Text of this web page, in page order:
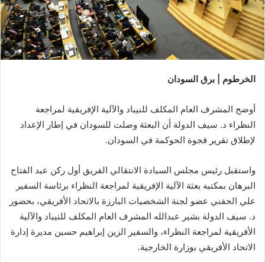
الخرطوم | برق السودان
أوضح المشرف العام المكلف للنيباد والآلية الإفريقية لمراجعة
النظراء د. سيف الدولة أن البعثة وصلت للسودان في إطار الإعداد
لإطلاق تقرير فجوة الحوكمة في السودان.
واستقبل رئيس مجلس السيادة الانتقالي الفريق أول ركن عبد الفتاح
البرهان بمكتبه بعثة الآلية الإفريقية لمراجعة النظراء برئاسة السفير
علي الحفني عضو لجنة الشخصيات البارزة بالاتحاد الأفريقي، بحضور
د. سيف الدولة بشير عبدالله المشرف العام المكلف للنيباد والآلية
الأفريقية لمراجعة النظراء، والسفير الزين إبراهيم حسين مديرة إدارة
الاتحاد الأفريقي بوزارة الخارجية.